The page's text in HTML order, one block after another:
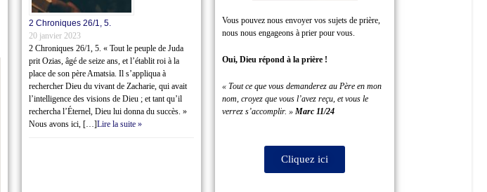
2 Chroniques 26/1‭, ‬5.
20 janvier 2023
2 Chroniques 26/1‭, ‬5. « Tout le peuple de Juda
prit Ozias, âgé de seize ans, et l’établit roi à la
place de son père Amatsia. Il s’appliqua à
rechercher Dieu du vivant de Zacharie, qui avait
l’intelligence des visions de Dieu ; et tant qu’il
rechercha l’Éternel, Dieu lui donna du succès. »
Nous avons ici, […]Lire la suite »
Vous pouvez nous envoyer vos sujets de prière,
nous nous engageons à prier pour vous.
Oui, Dieu répond à la prière !
« Tout ce que vous demanderez au Père en mon
nom, croyez que vous l’avez reçu, et vous le
verrez s’accomplir. » Marc 11/24
Cliquez ici